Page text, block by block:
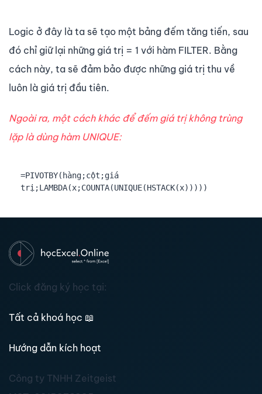
Logic ở đây là ta sẽ tạo một bảng đếm tăng tiến, sau
đó chỉ giữ lại những giá trị = 1 với hàm FILTER. Bằng
cách này, ta sẽ đảm bảo được những giá trị thu về
luôn là giá trị đầu tiên.
Ngoài ra, một cách khác để đếm giá trị không trùng
lặp là dùng hàm UNIQUE:
=PIVOTBY(hàng;cột;giá
trị;LAMBDA(x;COUNTA(UNIQUE(HSTACK(x)))))
Click đăng ký học tại:
Tất cả khoá học 📖
Hướng dẫn kích hoạt
Công ty TNHH Zeitgeist